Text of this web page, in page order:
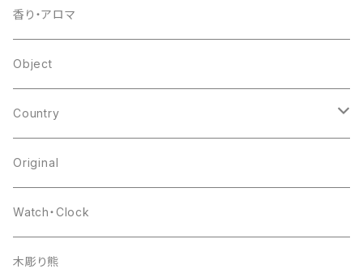
other
flower base
other
香り・アロマ
Object
Country
japan
europa
india
Original
Watch・Clock
木彫り熊